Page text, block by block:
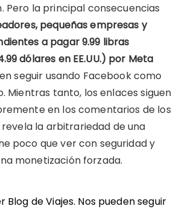
Pero la principal consecuencias
pequeñas empresas y
a pagar 9.99 libras
dólares en EE.UU.) por Meta
seguir usando Facebook como
Mientras tanto, los enlaces siguen
en los comentarios de los
revela la arbitrariedad de una
poco que ver con seguridad y
monetización forzada.
Blog de Viajes. Nos pueden seguir